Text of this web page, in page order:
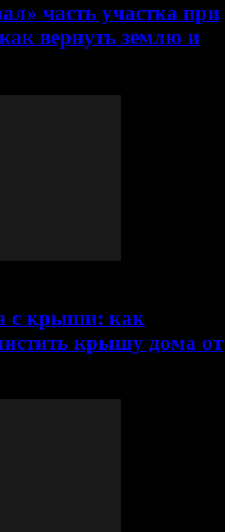
часть участка при
вернуть землю и
с крыши: как
крышу дома от